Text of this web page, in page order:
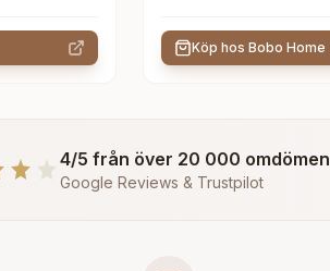
Köp hos Bobo Home
4/5 från över 20 000 omdömen
Google Reviews & Trustpilot